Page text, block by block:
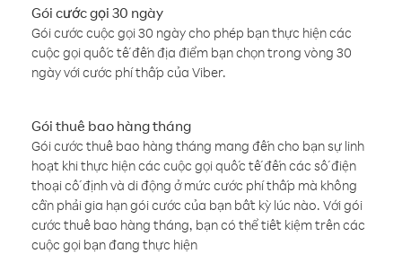
Gói cước gọi 30 ngày
Gói cước cuộc gọi 30 ngày cho phép bạn thực hiện các
cuộc gọi quốc tế đến địa điểm bạn chọn trong vòng 30
ngày với cước phí thấp của Viber.
Gói thuê bao hàng tháng
Gói cước thuê bao hàng tháng mang đến cho bạn sự linh
hoạt khi thực hiện các cuộc gọi quốc tế đến các số điện
thoại cố định và di động ở mức cước phí thấp mà không
cần phải gia hạn gói cước của bạn bất kỳ lúc nào. Với gói
cước thuê bao hàng tháng, bạn có thể tiết kiệm trên các
cuộc gọi bạn đang thực hiện